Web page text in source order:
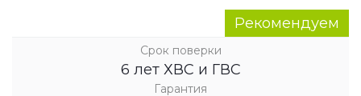
Рекомендуем
Срок поверки
6 лет ХВС и ГВС
Гарантия